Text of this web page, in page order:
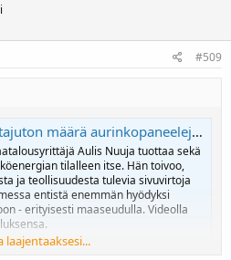
#509
aurinkopaneeleja ja lämmitys tulee yllättävästä paikasta
Aulis Nuuja tuottaa sekä
tilalleen itse. Hän toivoo,
ja teollisuudesta tulevia sivuvirtoja
entistä enemmän hyödyksi
- erityisesti maaseudulla. Videolla
laajentaaksesi...